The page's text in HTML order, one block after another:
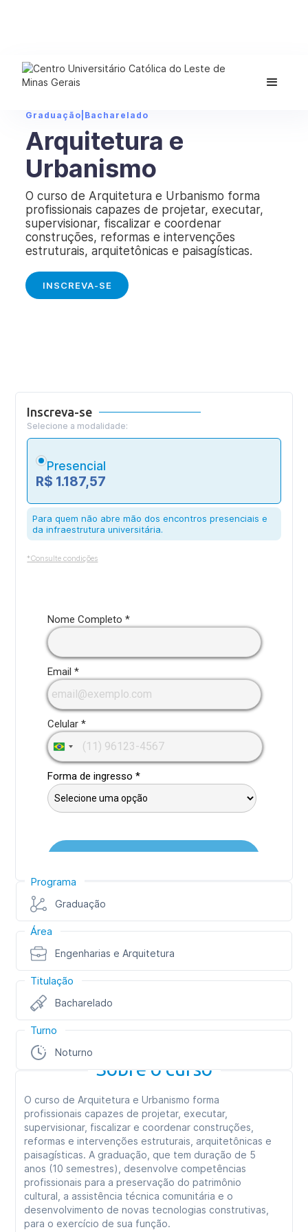
Graduação Bacharelado
Arquitetura e
Urbanismo
O curso de Arquitetura e Urbanismo forma
profissionais capazes de projetar, executar,
supervisionar, fiscalizar e coordenar
construções, reformas e intervenções
estruturais, arquitetônicas e paisagísticas.
INSCREVA-SE
Programa
Graduação
Área
Engenharias e Arquitetura
Titulação
Bacharelado
Turno
Noturno
Sobre o curso
O curso de Arquitetura e Urbanismo forma
profissionais capazes de projetar, executar,
supervisionar, fiscalizar e coordenar construções,
reformas e intervenções estruturais, arquitetônicas e
paisagísticas. A graduação, que tem duração de 5
anos (10 semestres), desenvolve competências
profissionais para a preservação do patrimônio
cultural, a assistência técnica comunitária e o
desenvolvimento de novas tecnologias construtivas,
para o exercício de sua função.
Inscreva-se
Selecione a modalidade:
Presencial
R$ 1.187,57
Para quem não abre mão dos encontros presenciais e
da infraestrutura universitária.
*Consulte condições